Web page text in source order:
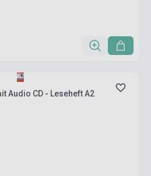
Audio CD - Leseheft A2